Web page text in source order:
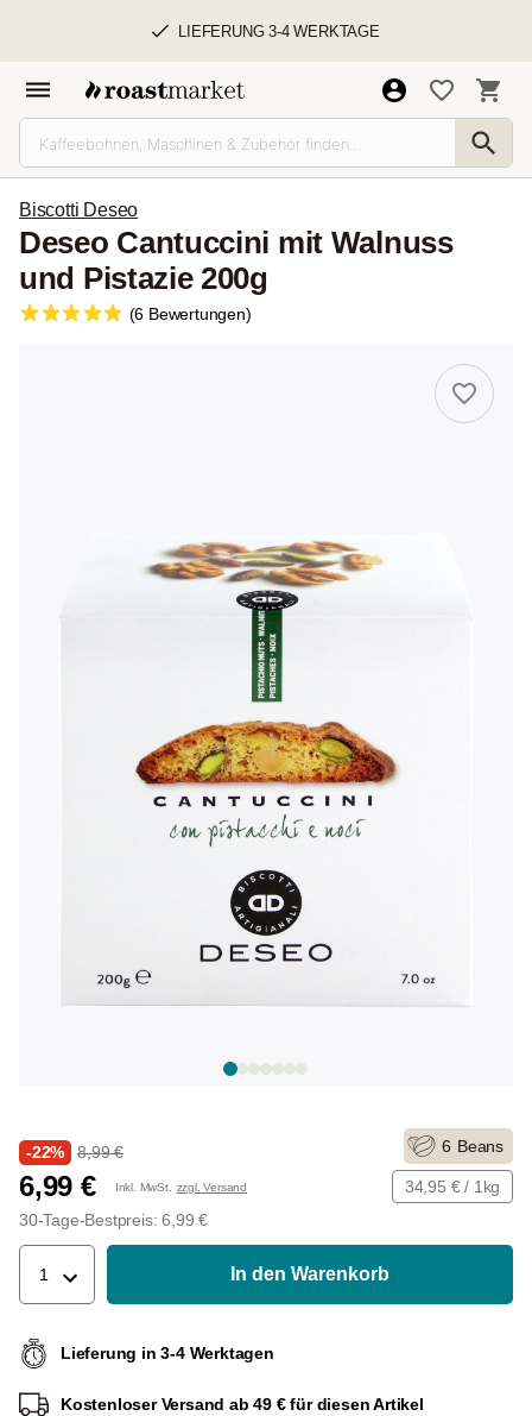
LIEFERUNG 3-4 WERKTAGE
Biscotti Deseo
Deseo Cantuccini mit Walnuss
und Pistazie 200g
(6 Bewertungen)
-22% 8,99 €
6,99 € Inkl. MwSt. zzgl. Versand
30-Tage-Bestpreis: 6,99 €
6 Beans
34,95 € / 1kg
1 In den Warenkorb
Lieferung in 3-4 Werktagen
Kostenloser Versand ab 49 € für diesen Artikel